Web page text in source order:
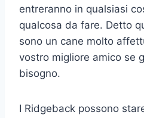
entreranno in qualsiasi
qualcosa da fare. Detto
sono un cane molto
vostro migliore amico se
bisogno.
I Ridgeback possono